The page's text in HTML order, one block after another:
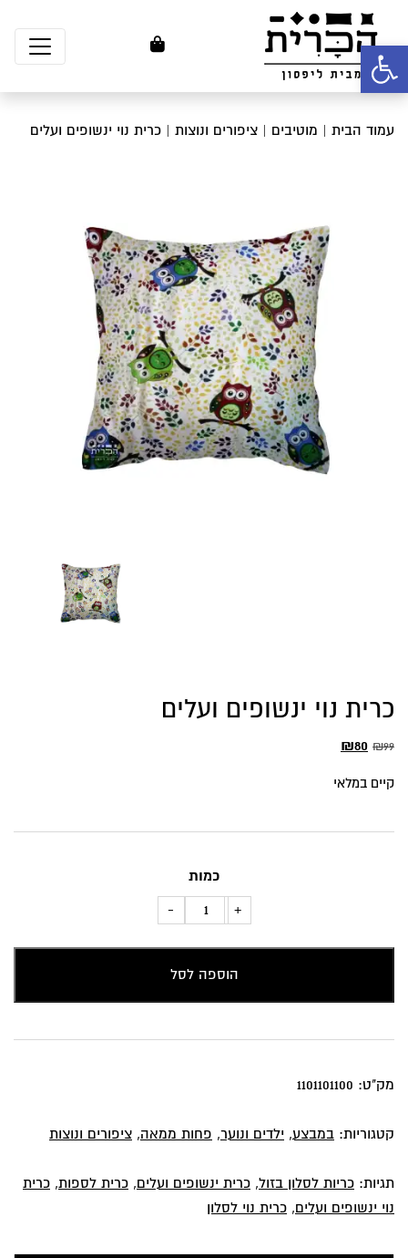
פתח סרגל נגישות
עמוד הבית | מוטיבים | ציפורים ונוצות | כרית נוי ינשופים ועלים
כרית נוי ינשופים ועלים
₪99
המחיר
₪80
קיים במלאי
כמות
+
כמות
נוי
ינשופים
-
הוספה לסל
מק"ט: 1101101100
קטגוריות: במבצע, ילדים ונוער, פחות ממאה, ציפורים ונוצות
תגיות: כריות לסלון בזול, כרית ינשופים ועלים, כרית לספות, כרית
נוי ינשופים ועלים, כרית נוי לסלון